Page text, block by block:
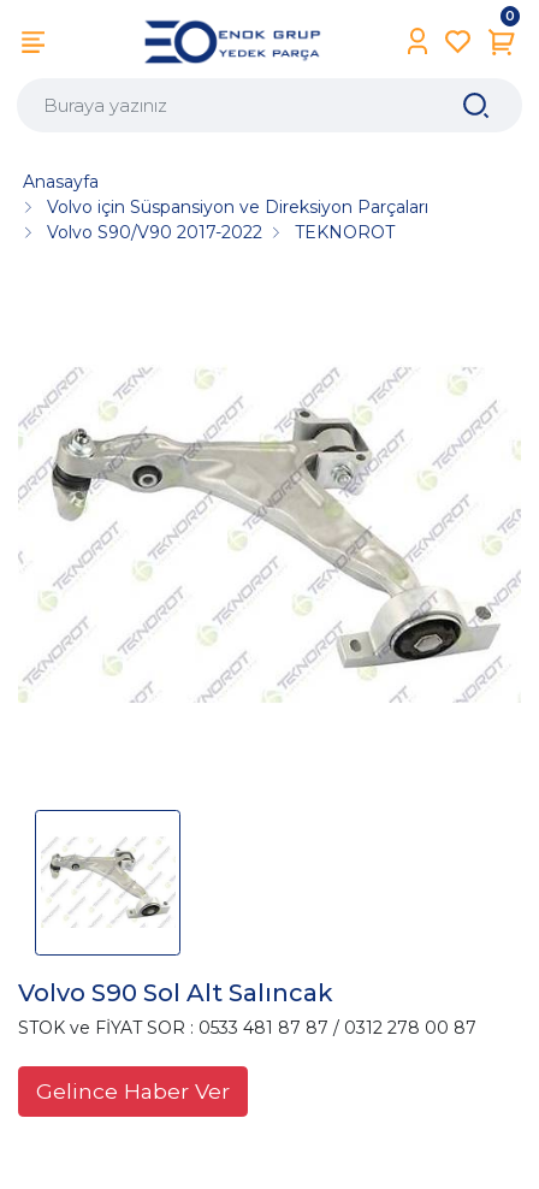
0
Anasayfa
Volvo için Süspansiyon ve Direksiyon Parçaları
Volvo S90/V90 2017-2022
TEKNOROT
Volvo S90 Sol Alt Salıncak
STOK ve FİYAT SOR : 0533 481 87 87 / 0312 278 00 87
Gelince Haber Ver